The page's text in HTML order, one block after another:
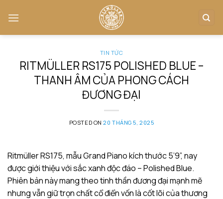
TIN TỨC
RITMÜLLER RS175 POLISHED BLUE –
THANH ÂM CỦA PHONG CÁCH
ĐƯƠNG ĐẠI
POSTED ON20 THÁNG 5, 2025
Ritmüller RS175, mẫu Grand Piano kích thước 5’9”, nay
được giới thiệu với sắc xanh độc đáo – Polished Blue.
Phiên bản này mang theo tinh thần đương đại mạnh mẽ
nhưng vẫn giữ trọn chất cổ điển vốn là cốt lõi của thương